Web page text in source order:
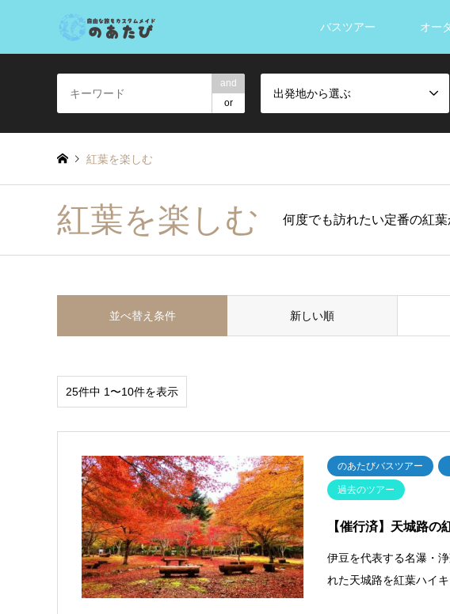
バスツアー オー
and
or
出発地から選ぶ
紅葉を楽しむ
紅葉を楽しむ 何度でも訪れたい定番の紅
並べ替え条件 新しい順
25件中 1〜10件を表示
のあたびバスツアー
過去のツアー
【催行済】天城路の
伊豆を代表する名瀑・
れた天城路を紅葉ハイ